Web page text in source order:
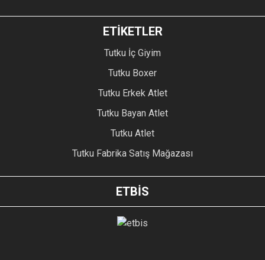
ETİKETLER
Tutku İç Giyim
Tutku Boxer
Tutku Erkek Atlet
Tutku Bayan Atlet
Tutku Atlet
Tutku Fabrika Satış Mağazası
ETBİS